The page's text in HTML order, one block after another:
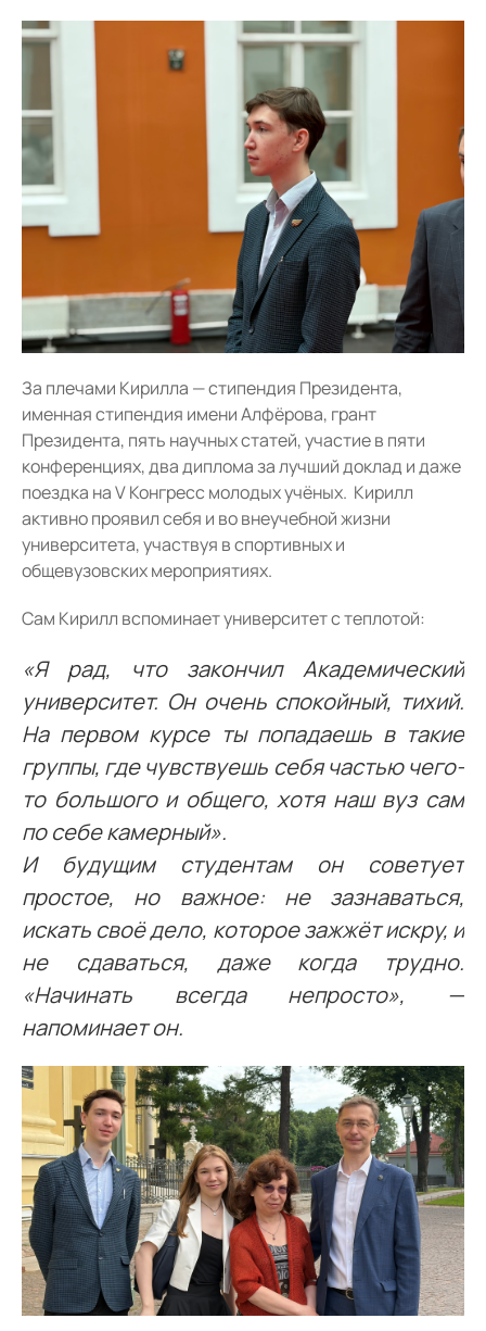
За плечами Кирилла — стипендия Президента,
именная стипендия имени Алфёрова, грант
Президента, пять научных статей, участие в пяти
конференциях, два диплома за лучший доклад и даже
поездка на V Конгресс молодых учёных. Кирилл
активно проявил себя и во внеучебной жизни
университета, участвуя в спортивных и
общевузовских мероприятиях.
Сам Кирилл вспоминает университет с теплотой:
«Я рад, что закончил Академический
университет. Он очень спокойный, тихий.
На первом курсе ты попадаешь в такие
группы, где чувствуешь себя частью чего-
то большого и общего, хотя наш вуз сам
по себе камерный».
И будущим студентам он советует
простое, но важное: не зазнаваться,
искать своё дело, которое зажжёт искру, и
не сдаваться, даже когда трудно.
«Начинать всегда непросто», —
напоминает он.